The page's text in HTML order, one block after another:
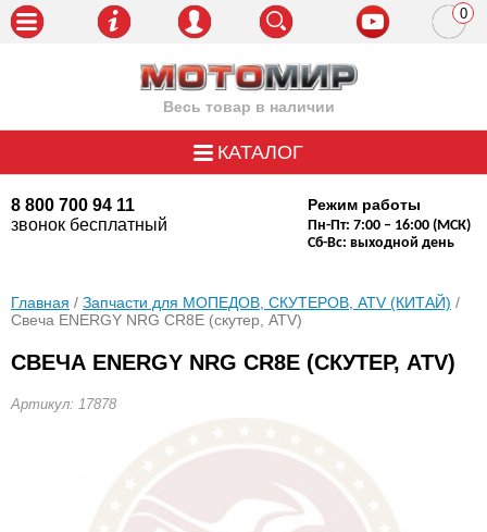
Весь товар в наличии
8 800 700 94 11
звонок бесплатный
Режим работы
Пн-Пт: 7:00 – 16:00 (МСК)
Сб-Вс: выходной день
0
КАТАЛОГ
Главная / Запчасти для МОПЕДОВ, СКУТЕРОВ, ATV (КИТАЙ) /
Свеча ENERGY NRG CR8E (скутер, ATV)
СВЕЧА ENERGY NRG CR8E (СКУТЕР, ATV)
Артикул: 17878